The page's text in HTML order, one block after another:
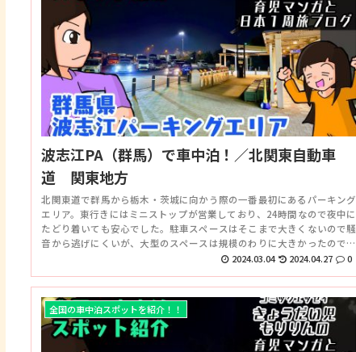
波志江PA（群馬）で車中泊！／北関東自動車
道 関東地方
北関東道で群馬から栃木・茨城に向かう際の一番最初にあるパーキング
エリア。東行きにはミニストップが営業しており、24時間なので夜中に
たどり着いても安心でした。駐車スペースはそこまで大きくないので騒
音から逃げにくいが、大型のスペースは規模のわりに大きかったので、
該当する方は助かりそうです。個人的には好きなPA。
2024.03.04 2024.04.27 0
全国の車中泊スポットを紹介！！